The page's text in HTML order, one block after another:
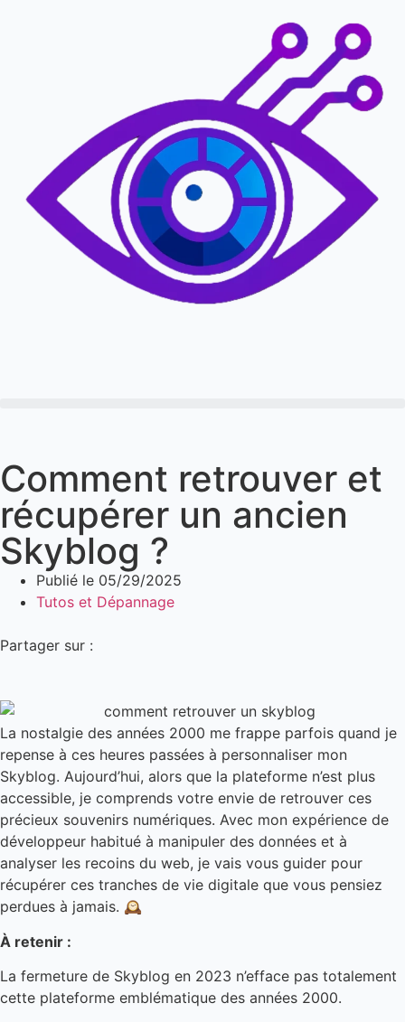
Comment retrouver et
récupérer un ancien
Skyblog ?
Publié le 05/29/2025
Tutos et Dépannage
Partager sur :
La nostalgie des années 2000 me frappe parfois quand je
repense à ces heures passées à personnaliser mon
Skyblog. Aujourd’hui, alors que la plateforme n’est plus
accessible, je comprends votre envie de retrouver ces
précieux souvenirs numériques. Avec mon expérience de
développeur habitué à manipuler des données et à
analyser les recoins du web, je vais vous guider pour
récupérer ces tranches de vie digitale que vous pensiez
perdues à jamais. 🕰️
À retenir :
La fermeture de Skyblog en 2023 n’efface pas totalement
cette plateforme emblématique des années 2000.